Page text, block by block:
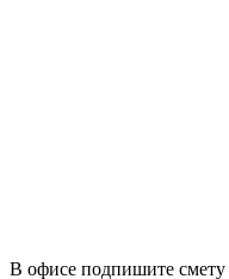
В офисе подпишите смету